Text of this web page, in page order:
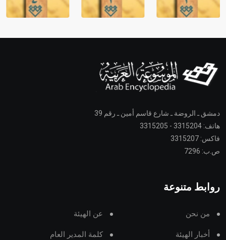
دمشق ـ الروضة ـ شارع قاسم أمين ـ رقم 39
هاتف: 3315204 - 3315205
فاكس: 3315207
ص.ب: 7296
روابط متنوعة
من نحن عن الهيئة
أخبار الهيئة كلمة المدير العام